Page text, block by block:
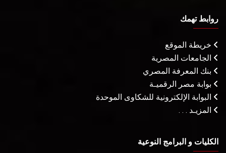
روابط تهمك
خريطة الموقع
الجامعات المصرية
بنك المعرفة المصري
بوابة مصر الرقميـة
البوابة الإلكترونية للشكاوى الموحدة
المزيـد . . .
الكليات و البرامج النوعية